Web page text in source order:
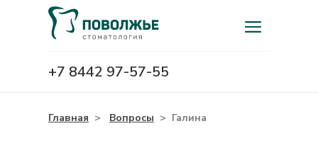
+7 8442 97-57-55
Главная > Вопросы > Галина